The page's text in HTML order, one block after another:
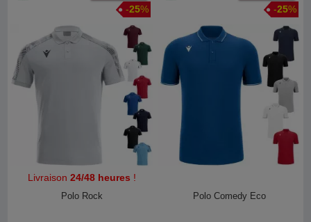
-25%
Livraison 24/48 heures !
Polo Rock
-25%
Polo Comedy Eco